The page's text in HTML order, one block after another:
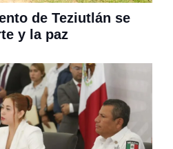
de Teziutlán se
y la paz